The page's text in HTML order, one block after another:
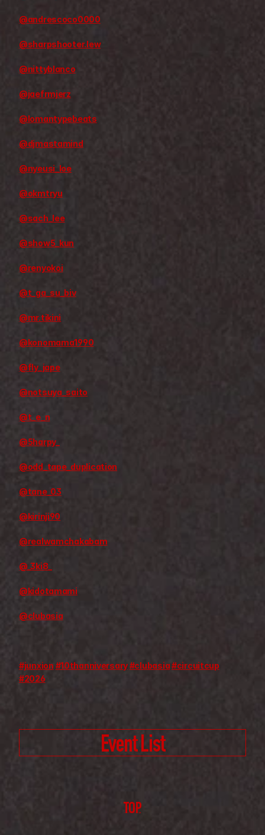
@andrescoco0000
@sharpshooter.lew
@nittyblanco
@jaefrmjerz
@lomantypebeats
@djmastamind
@nyeusi_loe
@okmtryu
@sach_lee
@show5_kun
@renyokoi
@t_ga_su_biv
@mr.tikini
@konomama1990
@fly_jape
@notsuya_saito
@t_e_n
@5harpy_
@odd_tape_duplication
@tane_03
@kirinji90
@realwamchakabam
@_3ki8_
@kidotamami
@clubasia
#junxion #10thanniversary#clubasia#circuitcup
#2026
Event List
TOP